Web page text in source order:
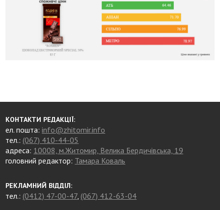
КОНТАКТИ РЕДАКЦІЇ:
ел. пошта:info@zhitomir.info
тел.: (067) 410-44-05
адреса: 10008, м.Житомир, Велика Бердичівська, 19
головний редактор: Тамара Коваль
РЕКЛАМНИЙ ВІДДІЛ:
тел.: (0412) 47-00-47, (067) 412-63-04